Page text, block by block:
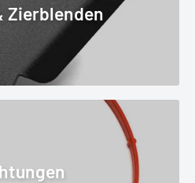
Zierblenden